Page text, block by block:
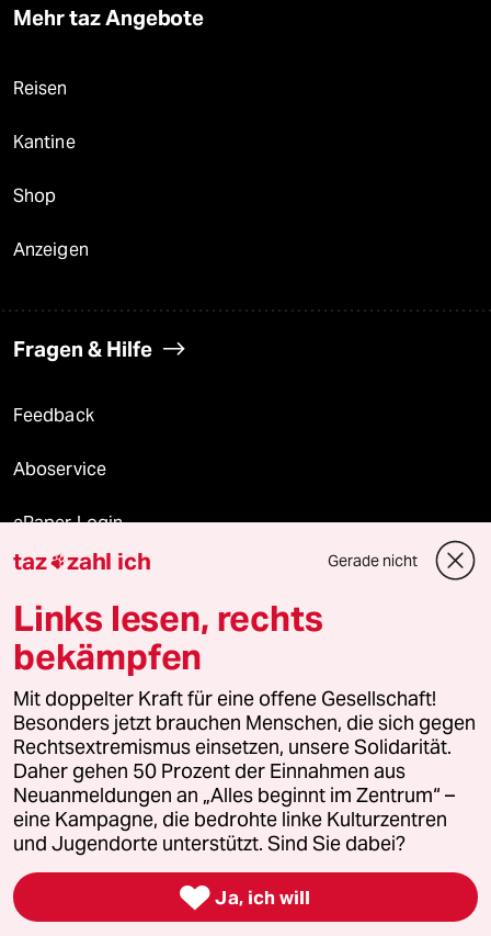
Mehr taz Angebote
Reisen
Kantine
Shop
Anzeigen
Fragen & Hilfe
Feedback
Aboservice
ePaper Login
Downloads für Abonnierende
© 2026 taz Verlags und Vertriebs GmbH
Alle Rechte vorbehalten. Bei rechtlichen Fragen oder für Genehmigungen
wenden Sie sich bitte an
lizenzen@taz.de
Feedback Redaktionsstatut Kommune-Richtlinien
Leitlinie Informant Datenschutz Impressum AGB
Seitenwende Einwilligungen widerrufen (Ads)
taz zahl ich Gerade nicht
Links lesen, rechts
bekämpfen
Mit doppelter Kraft für eine offene Gesellschaft!
Besonders jetzt brauchen Menschen, die sich gegen
Rechtsextremismus einsetzen, unsere Solidarität.
Daher gehen 50 Prozent der Einnahmen aus
Neuanmeldungen an „Alles beginnt im Zentrum“ –
eine Kampagne, die bedrohte linke Kulturzentren
und Jugendorte unterstützt. Sind Sie dabei?
 Ja, ich will